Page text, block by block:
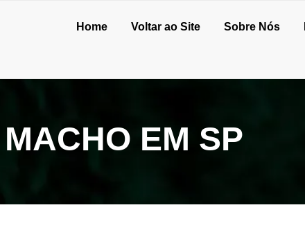
Home Voltar ao Site Sobre Nós
EM SP